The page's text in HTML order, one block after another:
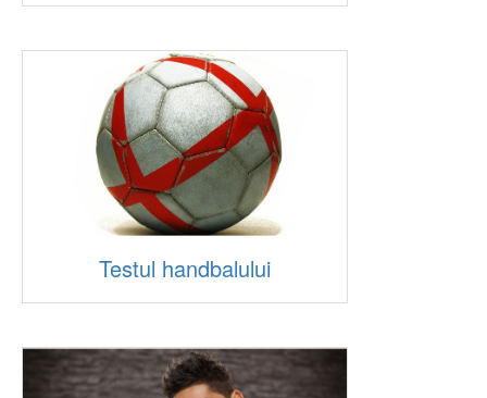
Testul handbalului